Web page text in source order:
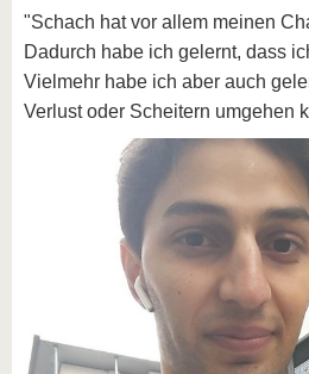
"Schach hat vor allem meinen
Dadurch habe ich gelernt, dass
Vielmehr habe ich aber auch
Verlust oder Scheitern umgehen